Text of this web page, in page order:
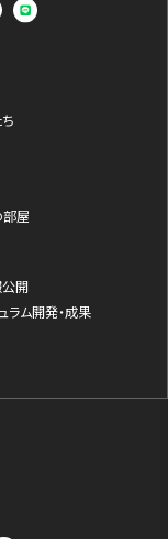
屋
開
ラム開発・成果